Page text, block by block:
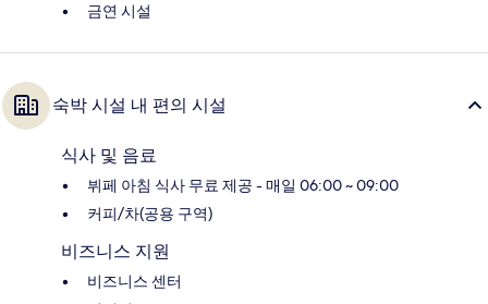
금연 시설
숙박 시설 내 편의 시설
식사 및 음료
뷔페 아침 식사 무료 제공 - 매일 06:00 ~ 09:00
커피/차(공용 구역)
비즈니스 지원
비즈니스 센터